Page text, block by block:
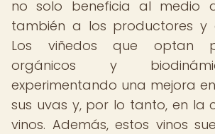
no solo beneficia al medio
también a los productores y
Los viñedos que optan
orgánicos y
experimentando una mejora
sus uvas y, por lo tanto, en la
vinos. Además, estos vinos